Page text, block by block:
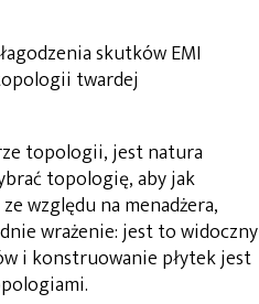
skutków EMI
twardej
topologii, jest natura
topologię, aby jak
względu na menadżera,
wrażenie: jest to widoczny
i konstruowanie płytek jest